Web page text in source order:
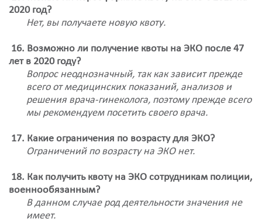
2020 год?
Нет, вы получаете новую квоту.
16. Возможно ли получение квоты на ЭКО после 47
лет в 2020 году?
Вопрос неоднозначный, так как зависит прежде
всего от медицинских показаний, анализов и
решения врача-гинеколога, поэтому прежде всего
мы рекомендуем посетить своего врача.
17. Какие ограничения по возрасту для ЭКО?
Ограничений по возрасту на ЭКО нет.
18. Как получить квоту на ЭКО сотрудникам полиции,
военнообязанным?
В данном случае род деятельности значения не
имеет.